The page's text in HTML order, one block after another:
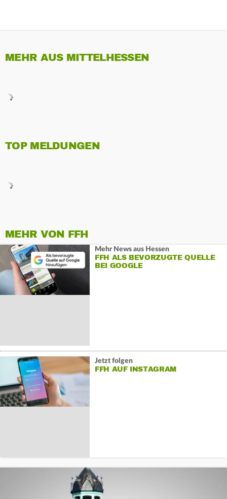
MEHR AUS MITTELHESSEN
TOP MELDUNGEN
MEHR VON FFH
Mehr News aus Hessen
FFH ALS BEVORZUGTE QUELLE
BEI GOOGLE
Jetzt folgen
FFH AUF INSTAGRAM